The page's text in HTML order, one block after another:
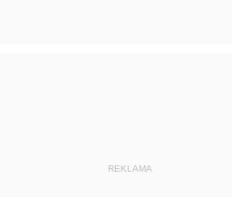
REKLAMA